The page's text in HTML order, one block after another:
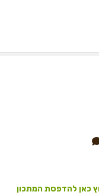
כאן להדפסת המתכון